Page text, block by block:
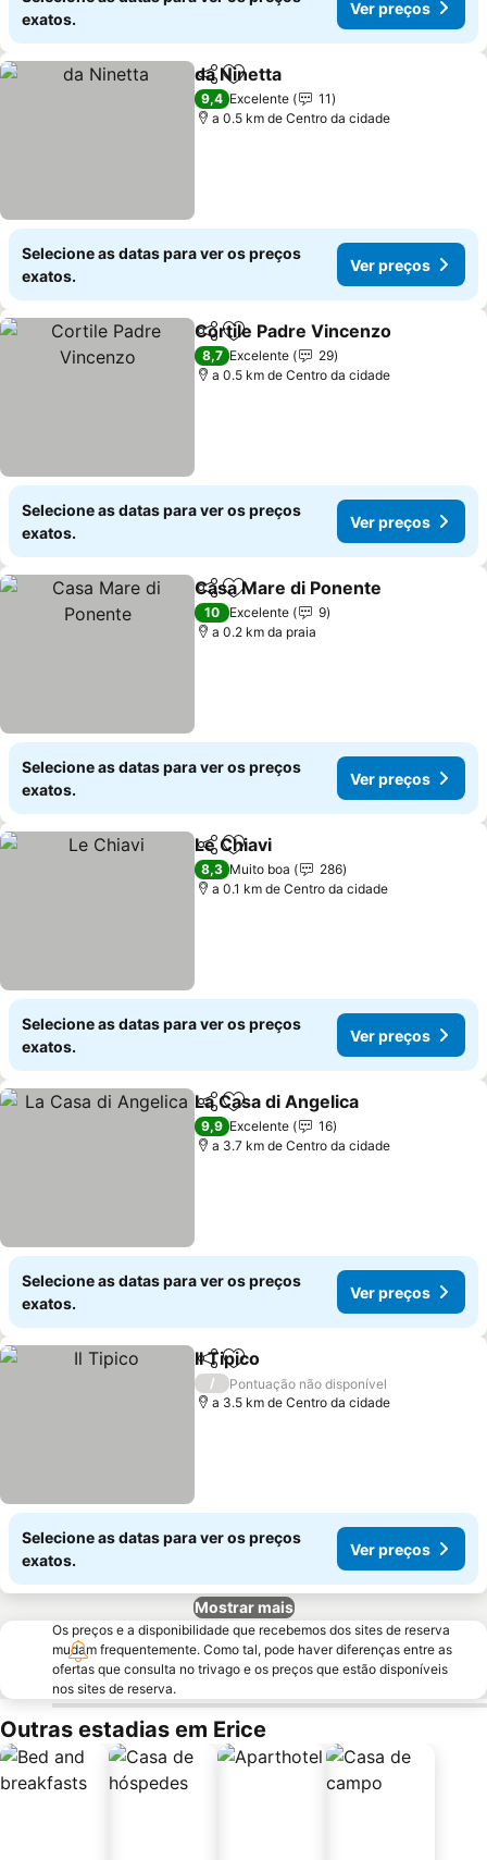
exatos.
Ver preços
PartilharAdicionar aos favoritos
da Ninetta
9,4 Excelente
11
a 0.5 km de Centro da cidade
Selecione as datas para ver os preços
exatos.
Ver preços
PartilharAdicionar aos favoritos
Cortile Padre Vincenzo
8,7 Excelente
29
a 0.5 km de Centro da cidade
Selecione as datas para ver os preços
exatos.
Ver preços
PartilharAdicionar aos favoritos
Casa Mare di Ponente
10 Excelente
9
a 0.2 km da praia
Selecione as datas para ver os preços
exatos.
Ver preços
PartilharAdicionar aos favoritos
Le Chiavi
8,3 Muito boa
286
a 0.1 km de Centro da cidade
Selecione as datas para ver os preços
exatos.
Ver preços
PartilharAdicionar aos favoritos
La Casa di Angelica
9,9 Excelente
16
a 3.7 km de Centro da cidade
Selecione as datas para ver os preços
exatos.
Ver preços
PartilharAdicionar aos favoritos
Il Tipico
/
Pontuação não disponível
a 3.5 km de Centro da cidade
Selecione as datas para ver os preços
exatos.
Ver preços
Mostrar mais
Os preços e a disponibilidade que recebemos dos sites de reserva
mudam frequentemente. Como tal, pode haver diferenças entre as
ofertas que consulta no trivago e os preços que estão disponíveis
nos sites de reserva.
Outras estadias em Erice